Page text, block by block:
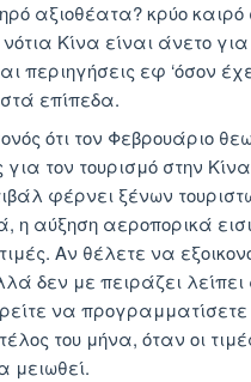
αξιοθέατα? κρύο καιρό
νότια Κίνα είναι άνετο για
περιηγήσεις εφ ‘όσον
επίπεδα.
ότι τον Φεβρουάριο
για τον τουρισμό στην
φέρνει ξένων
η αύξηση αεροπορικά
Αν θέλετε να
δεν με πειράζει λείπει
να προγραμματίσετε
του μήνα, όταν οι
μειωθεί.